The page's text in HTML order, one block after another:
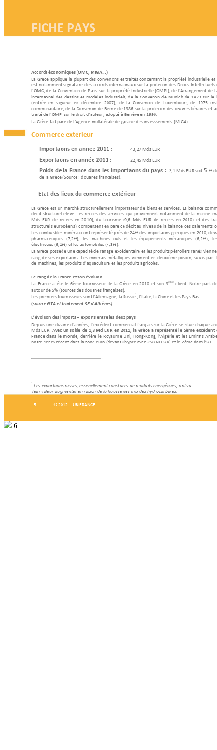
FICHE PAYS
- 5 - © 2012 – UBIFRANCE
Accords économiques (OMC, MIGA...)
La Grèce applique la plupart des conventions et traités concernant la propriété industrielle et
est notamment signataire des accords internationaux sur la protection des Droits Intellectuels
l’OMC, de la Convention de Paris sur la propriété Industrielle (OMPI), d e l’Arrangement de
international des dessins et modèles industriels, de la Convention de Munich de 1973 sur le
(entrée en vigueur en décembre 2007), de la Convention de Luxembourg de 1975
communautaire, de la Convention de Berne de 1986 sur la protection des œuvres littéraires et
traité de l’OMPI sur le droit d’auteur, adopté à Genève en 1996.
La Grèce fait partie de l’Agence multilatérale de garantie des investissements (MIGA).
Commerce extérieur
Importations en année 2011 : 43,27 Mds EUR
Exportations en année 2011 : 22,45 Mds EUR
Poids de la France dans les importations du pays : 2, 1 Mds EUR soit 5 %
de la Grèce (Source : douanes françaises).
Etat des lieux du commerce extérieur
La Grèce est un marché structurellement importateur de biens et services La balance
déficit structurel élevé. Les recettes des services, qui proviennent notamment de la marine
Mds EUR  de recettes  en 20 10), du  tourisme (9,6  Mds EUR de  recettes en  2010) et  des
structurels européens), compensent en partie ce déficit au niveau de la balance des paiements
Les combustibles minéraux ont représenté près de 24% des importations grecques en 2010,
pharmaceutiques (7,2%), les machines outils et les équipements mécaniques (6,2%),
électriques (6,1%) et les automobiles (4,3%).
La Grèce possède une capacité d e raffinage excédentaire et les produits pétroliers raffinés
rang de ses exportations. Les minerais métalliques viennent en deuxième position, suivis par
de machines, les produits d'aquaculture et les produits agricoles.
Le rang de la France et son évolution
La France a été le 6ème fournisseur de la Grèce en 2010 et son 9ème client. Notre part
autour de 5% (sources des douanes françaises).
Les premiers fournisseurs sont l’Allemagne, la Russie1 , l’Italie, la Chine et les Pays-Bas
(source GTA et traitement SE d’Athènes).
L’évolution des imports – exports entre les deux pays
Depuis une dizaine d’années, l’excédent commercial français sur la Grèce se situe chaque
Mds EUR. Avec un solde de 1,8 Md EUR en 2011 la Grèce a représenté le 5ème excédent
France dans le monde, derrière e Royaume Uni, Hong-Kong, l’Algérie et les Emirats
notre 1er excédent dans la zone euro (devant Chypre avec 258 M EUR) et le 2ème dans l’UE.
1
Les exportations russes, essentiellement constituées de produits énergétiques, ont vu
leur valeur augmenter en raison de la hausse des prix des hydrocarbures.
6